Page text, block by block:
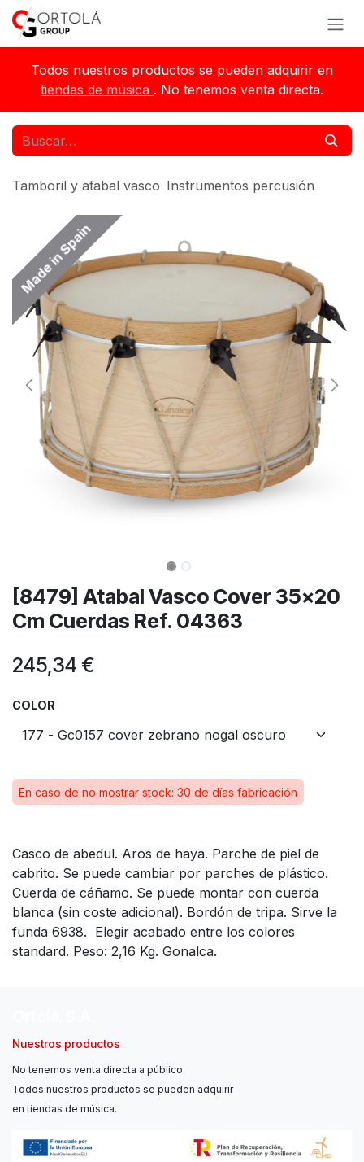
Ir al contenido
Todos nuestros productos se pueden adquirir en
tiendas de música . No tenemos venta directa.
Tamboril y atabal vasco Instrumentos percusión
Made in Spain
[8479] Atabal Vasco Cover 35x20
Cm Cuerdas Ref. 04363
245,34 €
COLOR
En caso de no mostrar stock: 30 de días fabricación
Casco de abedul. Aros de haya. Parche de piel de
cabrito. Se puede cambiar por parches de plástico.
Cuerda de cáñamo. Se puede montar con cuerda
blanca (sin coste adicional). Bordón de tripa. Sirve la
funda 6938. Elegir acabado entre los colores
standard. Peso: 2,16 Kg. Gonalca.
Nuestros productos
No tenemos venta directa a público.
Todos nuestros productos se pueden adquirir
en tiendas de música.